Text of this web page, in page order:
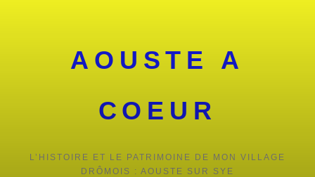
AOUSTE A
COEUR
L’HISTOIRE ET LE PATRIMOINE DE MON VILLAGE
DRÔMOIS : AOUSTE SUR SYE